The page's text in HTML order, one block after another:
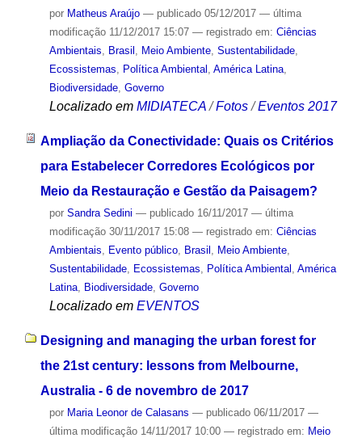
por Matheus Araújo — publicado05/12/2017 — última
modificação11/12/2017 15:07 — registrado em: Ciências
Ambientais, Brasil , Meio Ambiente, Sustentabilidade,
Ecossistemas, Política Ambiental , América Latina,
Biodiversidade, Governo
Localizado em MIDIATECA /Fotos /Eventos 2017
Ampliação da Conectividade: Quais os Critérios
para Estabelecer Corredores Ecológicos por
Meio da Restauração e Gestão da Paisagem?
por Sandra Sedini — publicado16/11/2017 — última
modificação30/11/2017 15:08 — registrado em: Ciências
Ambientais, Evento público, Brasil , Meio Ambiente,
Sustentabilidade, Ecossistemas, Política Ambiental , América
Latina, Biodiversidade, Governo
Localizado em EVENTOS
Designing and managing the urban forest for
the 21st century: lessons from Melbourne,
Australia - 6 de novembro de 2017
por Maria Leonor de Calasans — publicado06/11/2017 —
última modificação14/11/2017 10:00 — registrado em: Meio